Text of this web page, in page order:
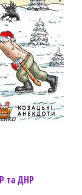
та ДНР